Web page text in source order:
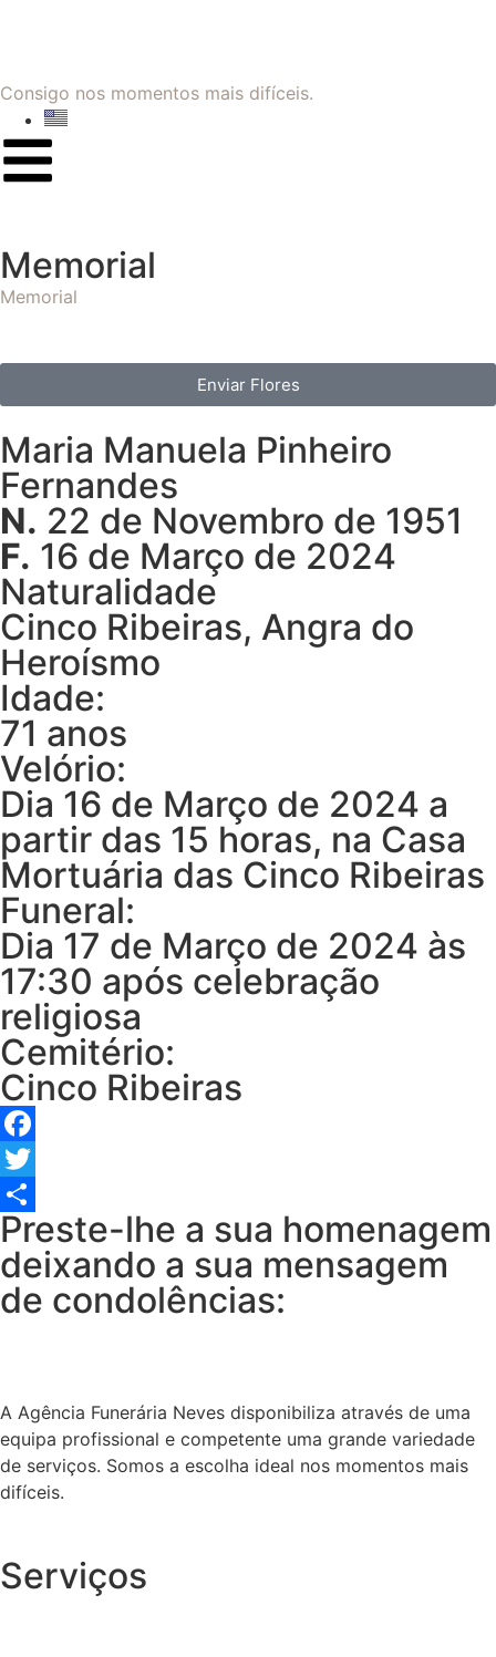
Consigo nos momentos mais difíceis.
Memorial
Memorial
Enviar Flores
Maria Manuela Pinheiro
Fernandes
N. 22 de Novembro de 1951
F. 16 de Março de 2024
Naturalidade
Cinco Ribeiras, Angra do
Heroísmo
Idade:
71 anos
Velório:
Dia 16 de Março de 2024 a
partir das 15 horas, na Casa
Mortuária das Cinco Ribeiras
Funeral:
Dia 17 de Março de 2024 às
17:30 após celebração
religiosa
Cemitério:
Cinco Ribeiras
Facebook
Twitter
Share
Preste-lhe a sua homenagem
deixando a sua mensagem
de condolências:
A Agência Funerária Neves disponibiliza através de uma
equipa profissional e competente uma grande variedade
de serviços. Somos a escolha ideal nos momentos mais
difíceis.
Serviços